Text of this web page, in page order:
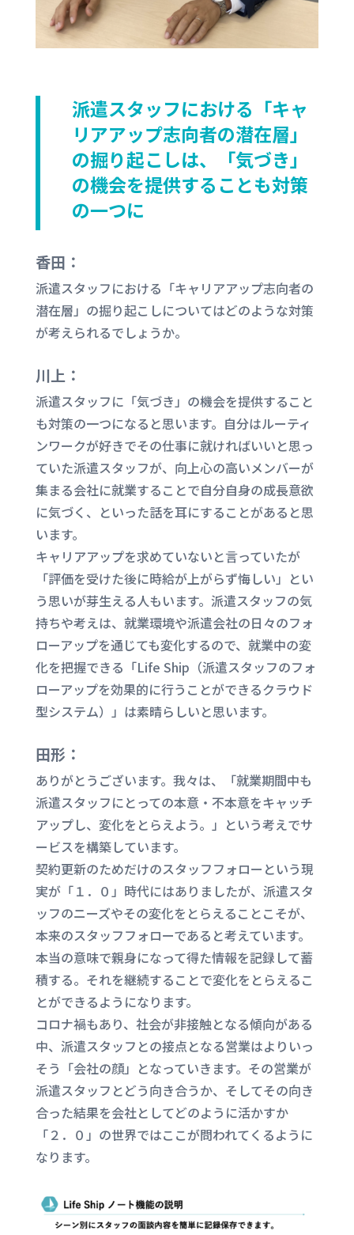
派遣スタッフにおける「キャ
リアアップ志向者の潜在層」
の掘り起こしは、「気づき」
の機会を提供することも対策
の一つに
香田：
派遣スタッフにおける「キャリアアップ志向者の
潜在層」の掘り起こしについてはどのような対策
が考えられるでしょうか。
川上：
派遣スタッフに「気づき」の機会を提供すること
も対策の一つになると思います。自分はルーティ
ンワークが好きでその仕事に就ければいいと思っ
ていた派遣スタッフが、向上心の高いメンバーが
集まる会社に就業することで自分自身の成長意欲
に気づく、といった話を耳にすることがあると思
います。
キャリアアップを求めていないと言っていたが
「評価を受けた後に時給が上がらず悔しい」とい
う思いが芽生える人もいます。派遣スタッフの気
持ちや考えは、就業環境や派遣会社の日々のフォ
ローアップを通じても変化するので、就業中の変
化を把握できる「Life Ship（派遣スタッフのフォ
ローアップを効果的に行うことができるクラウド
型システム）」は素晴らしいと思います。
田形：
ありがとうございます。我々は、「就業期間中も
派遣スタッフにとっての本意・不本意をキャッチ
アップし、変化をとらえよう。」という考えでサ
ービスを構築しています。
契約更新のためだけのスタッフフォローという現
実が「１．０」時代にはありましたが、派遣スタ
ッフのニーズやその変化をとらえることこそが、
本来のスタッフフォローであると考えています。
本当の意味で親身になって得た情報を記録して蓄
積する。それを継続することで変化をとらえるこ
とができるようになります。
コロナ禍もあり、社会が非接触となる傾向がある
中、派遣スタッフとの接点となる営業はよりいっ
そう「会社の顔」となっていきます。その営業が
派遣スタッフとどう向き合うか、そしてその向き
合った結果を会社としてどのように活かすか
「２．０」の世界ではここが問われてくるように
なります。